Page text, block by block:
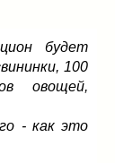
будет
100
овощей,
- как это